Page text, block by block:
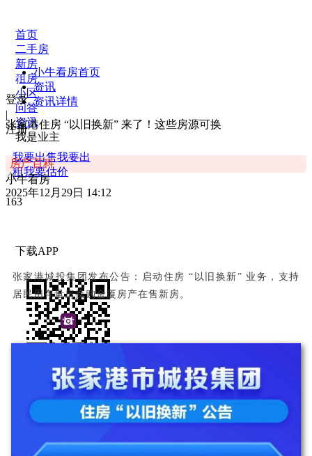
首页
二手房
新房
租房
小区
问答
资讯
我是业主
我要出售我要出
租我要估价
下载APP
下载小牛看房APP
坚持真实房源
登录
|
注册
小牛看房首页
资讯
资讯详情
张家港住房 “以旧换新” 来了！这些房源可换
房产百科
小牛看房
2025年12月29日 14:12
163
张家港城投集团发布公告：启动住房 “以旧换新” 业务，支持
居民用存量房换购金厦房产在售新房。